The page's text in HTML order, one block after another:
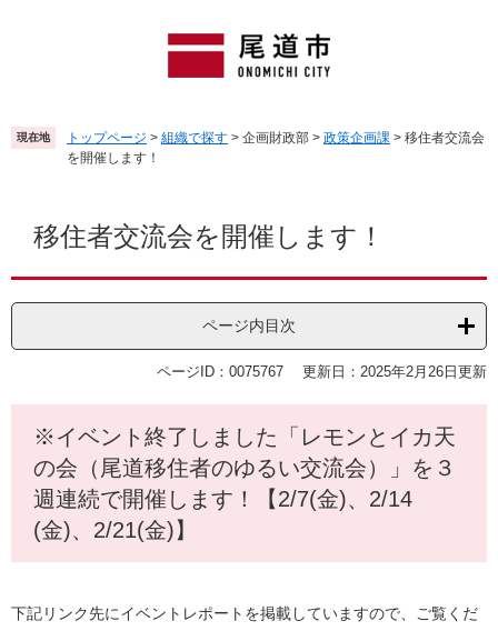
頭
で
飛
ば
現在地 トップページ > 組織で探す > 企画財政部 > 政策企画課 > 移住者交流会
を開催します！
移住者交流会を開催します！
ページ内目次
ページID：0075767 更新日：2025年2月26日更新
※イベント終了しました「レモンとイカ天
の会（尾道移住者のゆるい交流会）」を３
週連続で開催します！【2/7(金)、2/14
(金)、2/21(金)】
下記リンク先にイベントレポートを掲載していますので、ご覧くだ